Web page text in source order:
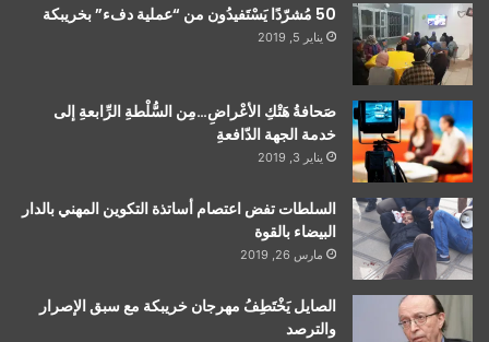
50 مُشرّدًا يَسْتَفيدُون من “عملية دفء” بخريبكة
يناير 5, 2019
صَحافةُ هَتْكِ الأعْراضِ…مِن السُّلْطةِ الرِّابعةِ إلى
خدمة الجهة الدّافعةِ
يناير 3, 2019
السلطات تفض اعتصام أساتذة التكوين المهني بالدار
البيضاء بالقوة
مارس 26, 2019
الصايل يَخْتَطِفُ مهرجان خريبكة مع سبق الإصرار
والترصد